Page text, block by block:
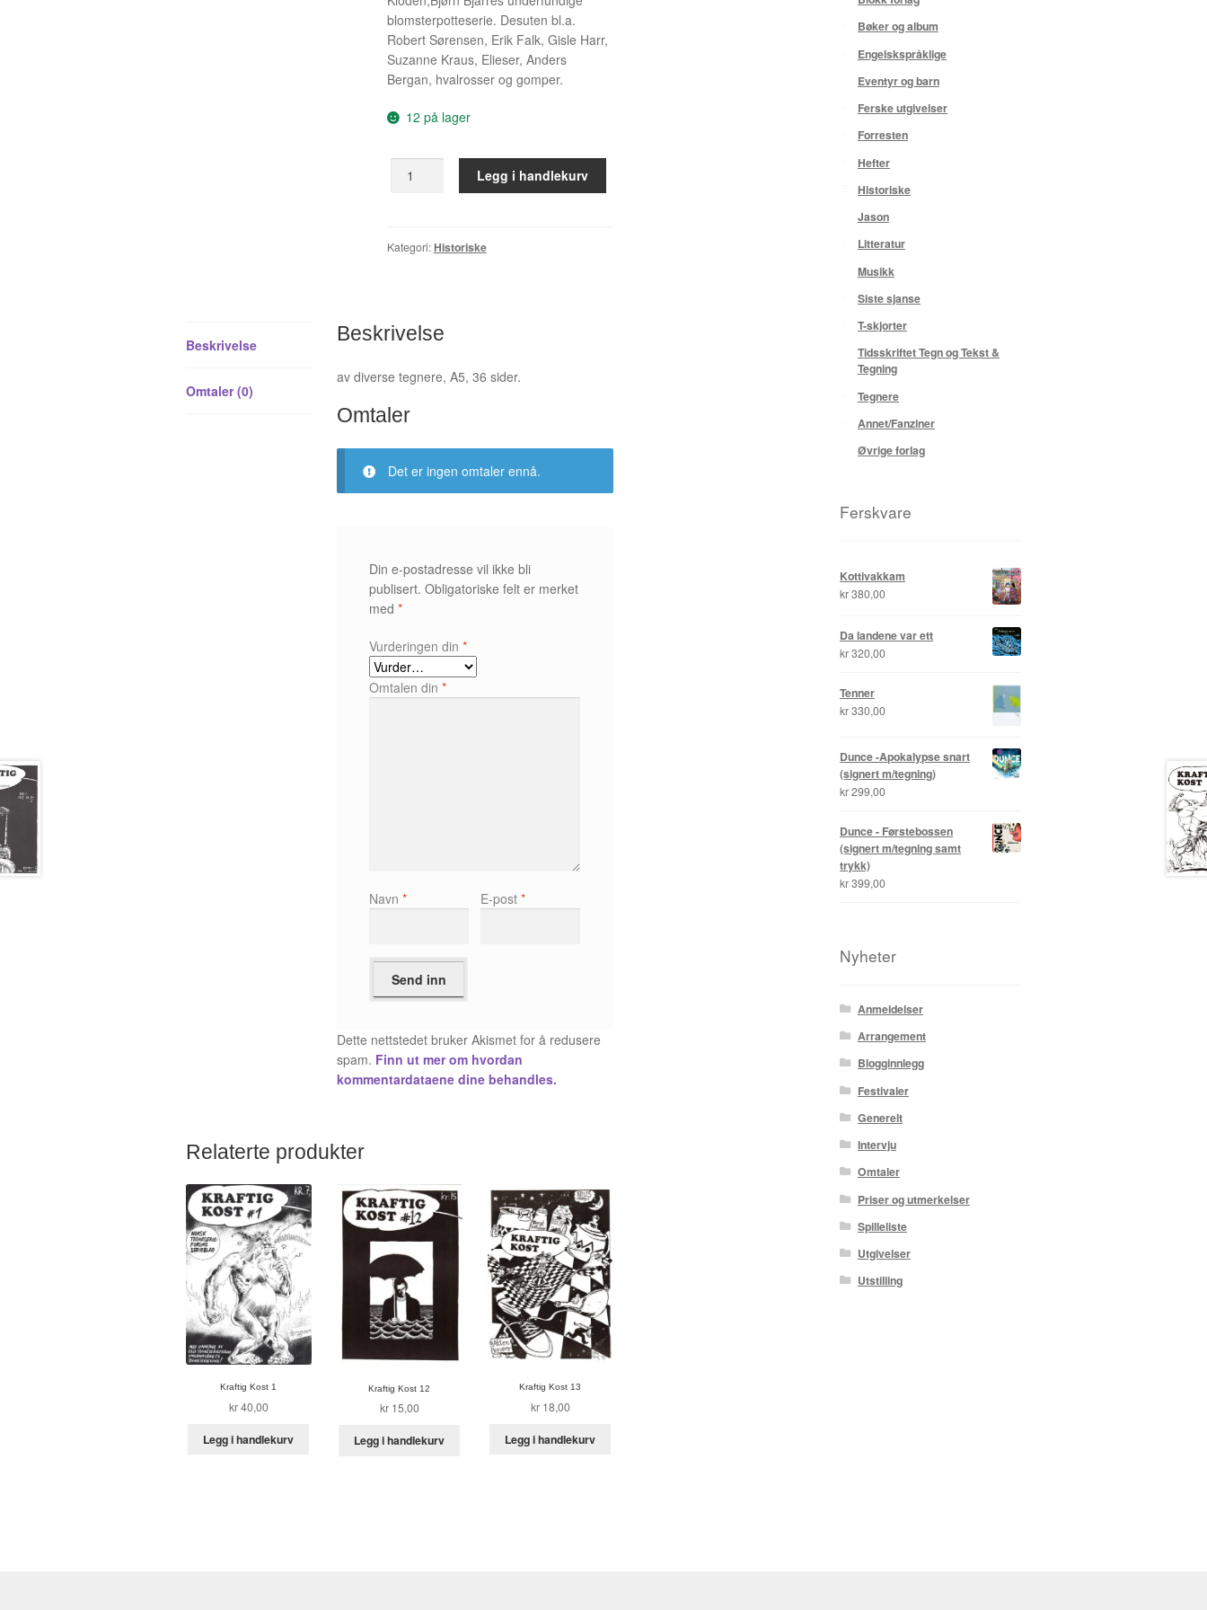
blomsterpotteserie. Desuten bl.a.
Robert Sørensen, Erik Falk, Gisle Harr,
Suzanne Kraus, Elieser, Anders
Bergan, hvalrosser og gomper.
12 på lager
Kost
Legg i handlekurv
Kategori:Historiske
Beskrivelse
Omtaler (0)
Beskrivelse
av diverse tegnere, A5, 36 sider.
Omtaler
Det er ingen omtaler ennå.
Din e-postadresse vil ikke bli
publisert. Obligatoriske felt er merket
med*
Vurderingen din*
Omtalen din*
Navn* E-post*
Dette nettstedet bruker Akismet for å redusere
spam. Finn ut mer om hvordan
kommentardataene dine behandles.
Relaterte produkter
Kraftig Kost 1
kr40,00
Legg i handlekurv
Kraftig Kost 12
kr15,00
Legg i handlekurv
Kraftig Kost 13
kr18,00
Legg i handlekurv
Bøker og album
Engelskspråklige
Eventyr og barn
Ferske utgivelser
Forresten
Hefter
Historiske
Jason
Litteratur
Musikk
Siste sjanse
T-skjorter
Tidsskriftet Tegn og Tekst &
Tegning
Tegnere
Annet/Fanziner
Øvrige forlag
Ferskvare
Kottivakkam
kr380,00
Da landene var ett
kr320,00
Tenner
kr330,00
Dunce -Apokalypse snart
(signert m/tegning)
kr299,00
Dunce - Førstebossen
(signert m/tegning samt
trykk)
kr399,00
Nyheter
Anmeldelser
Arrangement
Blogginnlegg
Festivaler
Generelt
Intervju
Omtaler
Priser og utmerkelser
Spilleliste
Utgivelser
Utstilling